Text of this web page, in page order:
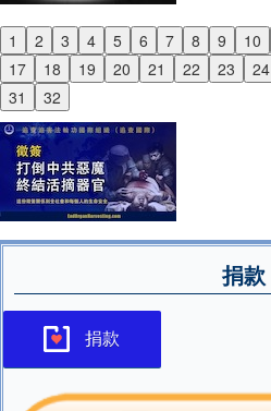
1 2 3 4 5 6 7 8 9 10
17
18 19 20 21 22 23 24
31
32
Previous
Next
捐款
捐款